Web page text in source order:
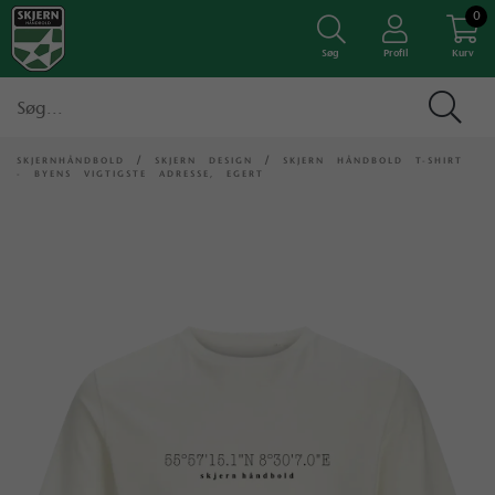
Søg Profil Kurv
0
SKJERNHÅNDBOLD / SKJERN DESIGN / SKJERN HÅNDBOLD T-SHIRT
- BYENS VIGTIGSTE ADRESSE, EGERT